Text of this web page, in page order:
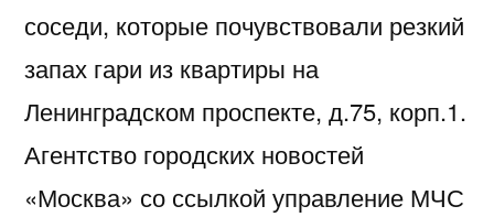
соседи, которые почувствовали резкий
запах гари из квартиры на
Ленинградском проспекте, д.75, корп.1.
Агентство городских новостей
«Москва» со ссылкой управление МЧС